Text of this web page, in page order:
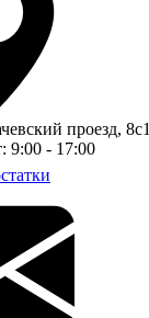
проезд, 8c1
9:00 - 17:00